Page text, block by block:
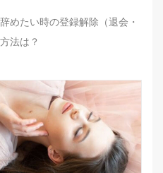
めたい時の登録解除（退会・
法は？